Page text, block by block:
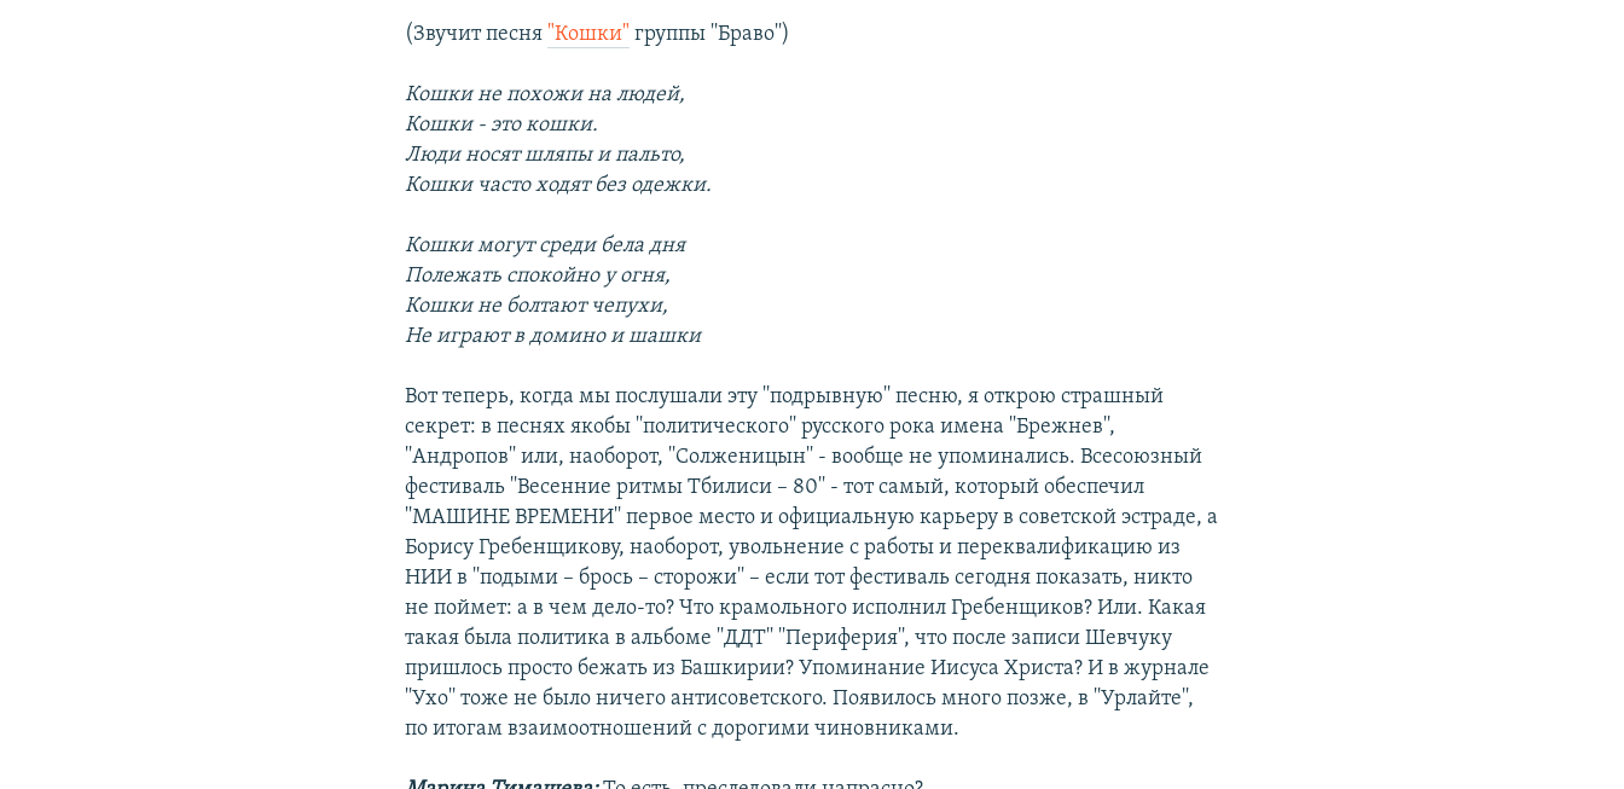
(Звучит песня "Кошки" группы ''Браво'')
Кошки не похожи на людей,
Кошки - это кошки.
Люди носят шляпы и пальто,
Кошки часто ходят без одежки.
Кошки могут среди бела дня
Полежать спокойно у огня,
Кошки не болтают чепухи,
Hе играют в домино и шашки
Вот теперь, когда мы послушали эту ''подрывную'' песню, я открою страшный
секрет: в песнях якобы ''политического'' русского рока имена ''Брежнев'',
''Андропов'' или, наоборот, ''Солженицын'' - вообще не упоминались. Всесоюзный
фестиваль ''Весенние ритмы Тбилиси – 80'' - тот самый, который обеспечил
''МАШИНЕ ВРЕМЕНИ'' первое место и официальную карьеру в советской эстраде, а
Борису Гребенщикову, наоборот, увольнение с работы и переквалификацию из
НИИ в ''подыми – брось – сторожи'' – если тот фестиваль сегодня показать, никто
не поймет: а в чем дело-то? Что крамольного исполнил Гребенщиков? Или. Какая
такая была политика в альбоме ''ДДТ'' ''Периферия'', что после записи Шевчуку
пришлось просто бежать из Башкирии? Упоминание Иисуса Христа? И в журнале
''Ухо'' тоже не было ничего антисоветского. Появилось много позже, в ''Урлайте'',
по итогам взаимоотношений с дорогими чиновниками.